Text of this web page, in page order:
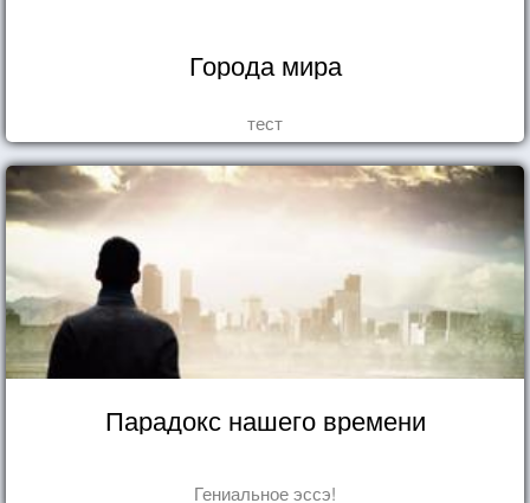
Города мира
тест
Парадокс нашего времени
Гениальное эссэ!